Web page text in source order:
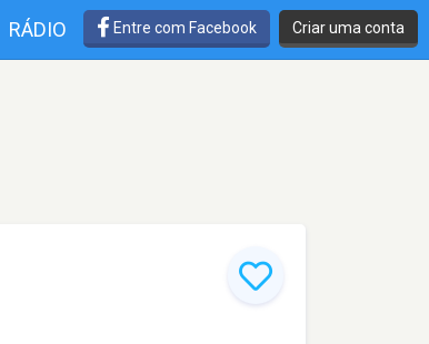
RÁDIO Entre com Facebook Criar uma conta